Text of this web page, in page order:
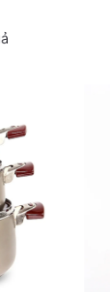
p
x
ế
p
h